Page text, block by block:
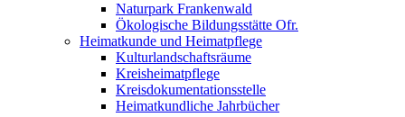
Naturpark Frankenwald
Ökologische Bildungsstätte Ofr.
Heimatkunde und Heimatpflege
Kulturlandschaftsräume
Kreisheimatpflege
Kreisdokumentationsstelle
Heimatkundliche Jahrbücher